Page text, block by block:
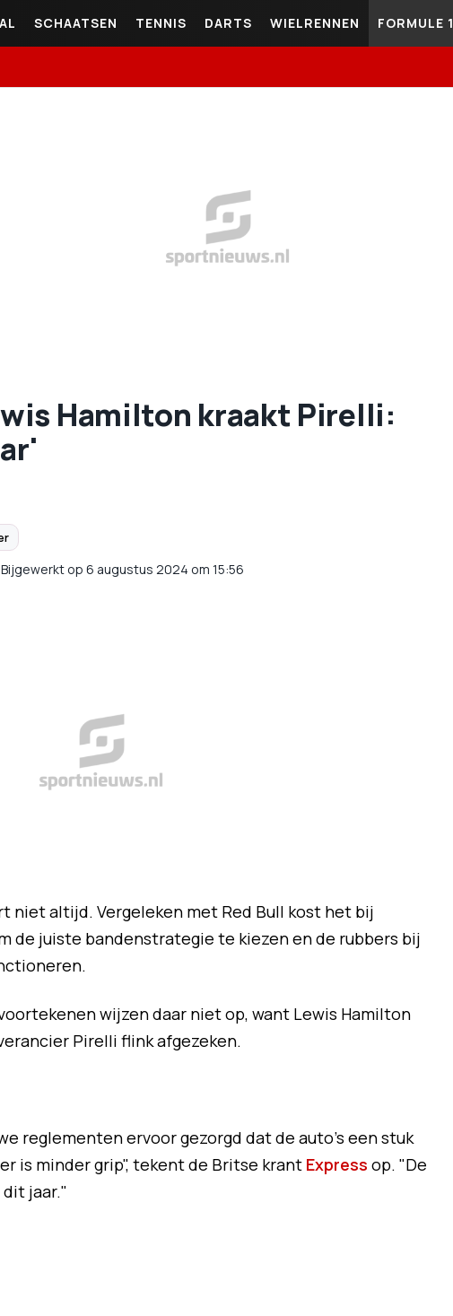
SCHAATSEN TENNIS DARTS WIELRENNEN FORMULE 1
Hamilton kraakt Pirelli:
Bijgewerkt op 6 augustus 2024 om 15:56
niet altijd. Vergeleken met Red Bull kost het bij
de juiste bandenstrategie te kiezen en de rubbers bij
wijzen daar niet op, want Lewis Hamilton
Pirelli flink afgezeken.
reglementen ervoor gezorgd dat de auto’s een stuk
is minder grip", tekent de Britse krant Express op. "De
jaar."